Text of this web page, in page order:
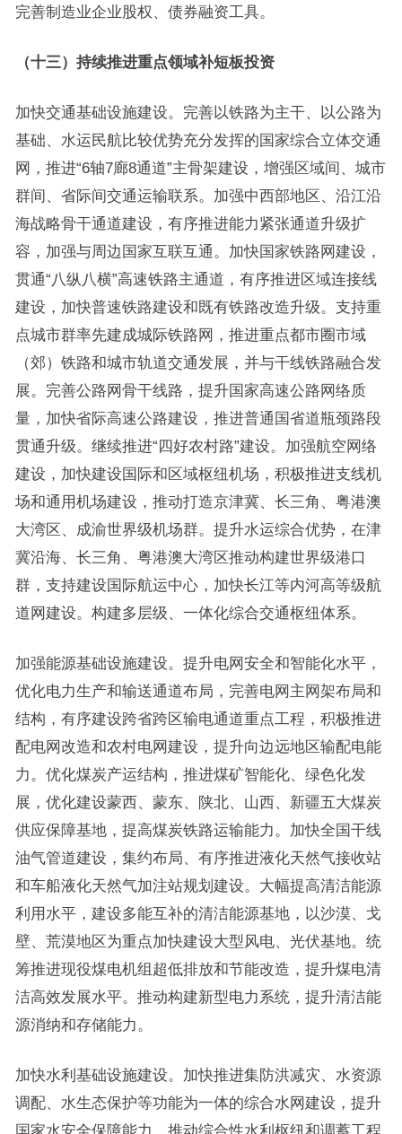
完善制造业企业股权、债券融资工具。
（十三）持续推进重点领域补短板投资
加快交通基础设施建设。完善以铁路为主干、以公路为
基础、水运民航比较优势充分发挥的国家综合立体交通
网，推进“6轴7廊8通道”主骨架建设，增强区域间、城市
群间、省际间交通运输联系。加强中西部地区、沿江沿
海战略骨干通道建设，有序推进能力紧张通道升级扩
容，加强与周边国家互联互通。加快国家铁路网建设，
贯通“八纵八横”高速铁路主通道，有序推进区域连接线
建设，加快普速铁路建设和既有铁路改造升级。支持重
点城市群率先建成城际铁路网，推进重点都市圈市域
（郊）铁路和城市轨道交通发展，并与干线铁路融合发
展。完善公路网骨干线路，提升国家高速公路网络质
量，加快省际高速公路建设，推进普通国省道瓶颈路段
贯通升级。继续推进“四好农村路”建设。加强航空网络
建设，加快建设国际和区域枢纽机场，积极推进支线机
场和通用机场建设，推动打造京津冀、长三角、粤港澳
大湾区、成渝世界级机场群。提升水运综合优势，在津
冀沿海、长三角、粤港澳大湾区推动构建世界级港口
群，支持建设国际航运中心，加快长江等内河高等级航
道网建设。构建多层级、一体化综合交通枢纽体系。
加强能源基础设施建设。提升电网安全和智能化水平，
优化电力生产和输送通道布局，完善电网主网架布局和
结构，有序建设跨省跨区输电通道重点工程，积极推进
配电网改造和农村电网建设，提升向边远地区输配电能
力。优化煤炭产运结构，推进煤矿智能化、绿色化发
展，优化建设蒙西、蒙东、陕北、山西、新疆五大煤炭
供应保障基地，提高煤炭铁路运输能力。加快全国干线
油气管道建设，集约布局、有序推进液化天然气接收站
和车船液化天然气加注站规划建设。大幅提高清洁能源
利用水平，建设多能互补的清洁能源基地，以沙漠、戈
壁、荒漠地区为重点加快建设大型风电、光伏基地。统
筹推进现役煤电机组超低排放和节能改造，提升煤电清
洁高效发展水平。推动构建新型电力系统，提升清洁能
源消纳和存储能力。
加快水利基础设施建设。加快推进集防洪减灾、水资源
调配、水生态保护等功能为一体的综合水网建设，提升
国家水安全保障能力。推动综合性水利枢纽和调蓄工程